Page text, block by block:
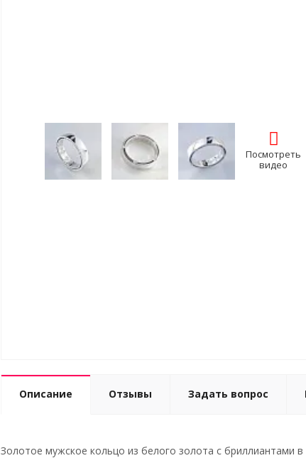
Посмотреть
видео
Описание Отзывы Задать вопрос
Золотое мужское кольцо из белого золота с бриллиантами в